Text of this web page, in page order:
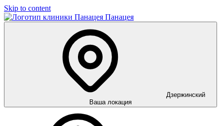
Skip to content
Панацея
Дзержинский
Ваша локация